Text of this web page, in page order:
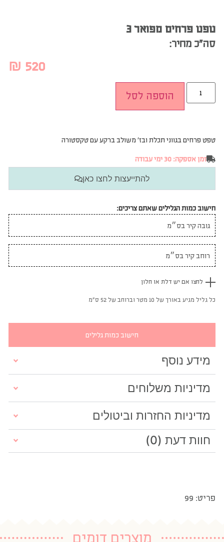
טפט פרחים מפואר 3
סה”כ מחיר:
₪ 520
הוספה לסל
טפט פרחים בגווני תכלת ובז’ משולב ברקע עם טקסטורה
זמן אספקה: 30 ימי עבודה
להתייעצות לחצו כאן
חישוב כמות הגלילים שאתם צריכים:
לחצו אם יש דלת או חלון
כל גליל מגיע באורך של 10 מטר וברוחב של 52 ס"מ
חישוב כמות גלילים
מידע נוסף
מדיניות משלוחים
מדיניות החזרות וביטולים
חוות דעת (0)
פריט: 99
מוצרים דומים